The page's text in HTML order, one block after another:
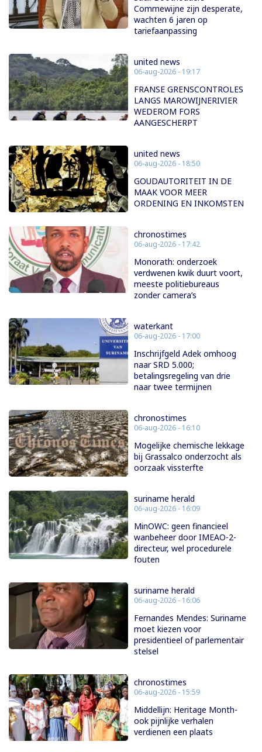
Commewijne zijn desperate,
wachten 6 jaren op
tariefaanpassing
united news
06-aug-2026 - 19:17
FRANSE GRENSCONTROLES
LANGS MAROWIJNERIVIER
WEDEROM FORS
AANGESCHERPT
united news
06-aug-2026 - 18:50
GOUDAUTORITEIT IN DE
MAAK VOOR MEER
ORDENING EN INKOMSTEN
chronostimes
06-aug-2026 - 17:42
Monorath: onderzoek
verdwenen kwik duurt voort,
meeste politiebureaus
zonder camera’s
waterkant
06-aug-2026 - 17:00
Inschrijfgeld Adek omhoog
naar SRD 5.000;
betalingsregeling van drie
naar twee termijnen
chronostimes
06-aug-2026 - 16:10
Mogelijke chemische lekkage
bij Grassalco onderzocht als
oorzaak vissterfte
suriname herald
06-aug-2026 - 16:09
MinOWC: geen financieel
wanbeheer door IMEAO-2-
directeur, wel procedurele
fouten
suriname herald
06-aug-2026 - 16:06
Fernandes Mendes: Suriname
moet kiezen voor
presidentieel of parlementair
stelsel
chronostimes
06-aug-2026 - 15:59
Middellijn: Heritage Month-
ook pijnlijke verhalen
verdienen een plaats